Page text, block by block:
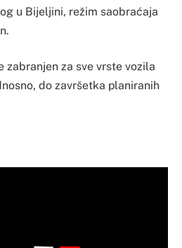
u Bijeljini, režim saobraćaja
zabranjen za sve vrste vozila
do završetka planiranih